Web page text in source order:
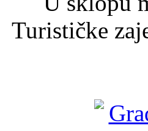
Turističke